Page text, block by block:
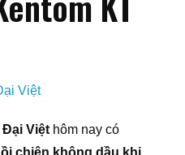
Việt
Việt hôm nay có
chiên không dầu khi